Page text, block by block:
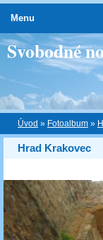
Svobodné
Úvod » Fotoalbum »
Hrad Krakovec
Menu